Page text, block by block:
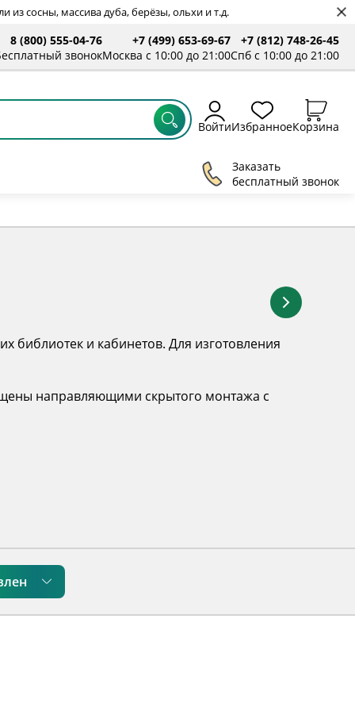
сосны, массива дуба, берёзы, ольхи и т.д.
8 (800) 555-04-76
звонок
+7 (499) 653-69-67
Москва с 10:00 до 21:00
+7 (812) 748-26-45
Спб с 10:00 до 21:00
ВойтиИзбранноеКорзина
Заказать
бесплатный звонок
библиотек и кабинетов. Для изготовления
направляющими скрытого монтажа с